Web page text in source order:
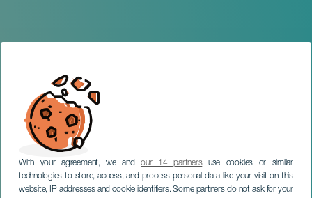
With your agreement, we andour 14 partnersuse cookies or similar
technologies to store, access, and process personal data like your visit on this
website, IP addresses and cookie identifiers. Some partners do not ask for your